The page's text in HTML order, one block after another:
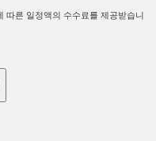
따른 일정액의 수수료를 제공받습니